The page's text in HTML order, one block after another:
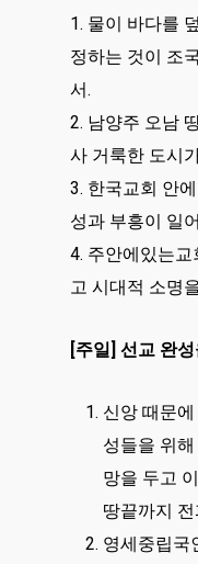
1. 물이 바다를
정하는 것이 조
서.
2. 남양주 오남
사 거룩한 도시
3. 한국교회 안
성과 부흥이 일
4. 주안에있는
고 시대적 소명
[주일] 선교 완
신앙 때문
성들을 위
망을 두고
땅끝까지
영세중립국